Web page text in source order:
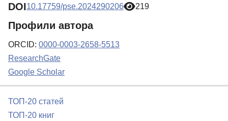
DOI10.17759/pse.2024290206 219
Профили автора
ORCID: 0000-0003-2658-5513
ResearchGate
Google Scholar
ТОП-20 статей
ТОП-20 книг